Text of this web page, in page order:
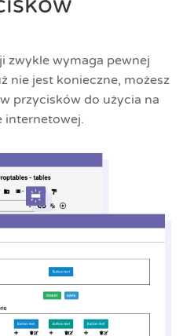
zwykle wymaga pewnej
nie jest konieczne, możesz
przycisków do użycia na
internetowej.